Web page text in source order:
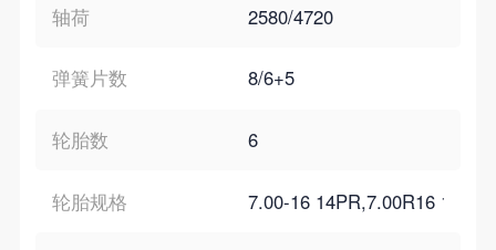
轴荷 2580/4720
弹簧片数 8/6+5
轮胎数 6
轮胎规格 7.00-16 14PR,7.00R16 14PR